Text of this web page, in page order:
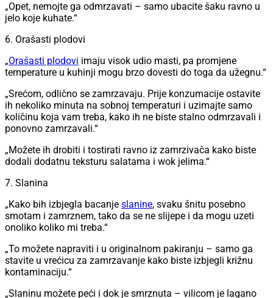
„Opet, nemojte ga odmrzavati – samo ubacite šaku ravno u
jelo koje kuhate.“
6. Orašasti plodovi
„Orašasti plodovi imaju visok udio masti, pa promjene
temperature u kuhinji mogu brzo dovesti do toga da užegnu.“
„Srećom, odlično se zamrzavaju. Prije konzumacije ostavite
ih nekoliko minuta na sobnoj temperaturi i uzimajte samo
količinu koja vam treba, kako ih ne biste stalno odmrzavali i
ponovno zamrzavali.“
„Možete ih drobiti i tostirati ravno iz zamrzivača kako biste
dodali dodatnu teksturu salatama i wok jelima.“
7. Slanina
„Kako bih izbjegla bacanje slanine, svaku šnitu posebno
smotam i zamrznem, tako da se ne slijepe i da mogu uzeti
onoliko koliko mi treba.“
„To možete napraviti i u originalnom pakiranju – samo ga
stavite u vrećicu za zamrzavanje kako biste izbjegli križnu
kontaminaciju.“
„Slaninu možete peći i dok je smrznuta – vilicom je lagano